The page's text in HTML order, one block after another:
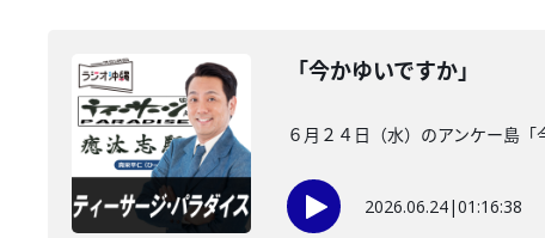
「今かゆいですか」
６月２４日（水）のアンケー島
2026.06.24|01:16:38